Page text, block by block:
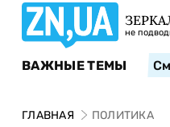
не
ВАЖНЫЕ ТЕМЫ
ГЛАВНАЯ ПОЛИТИКА